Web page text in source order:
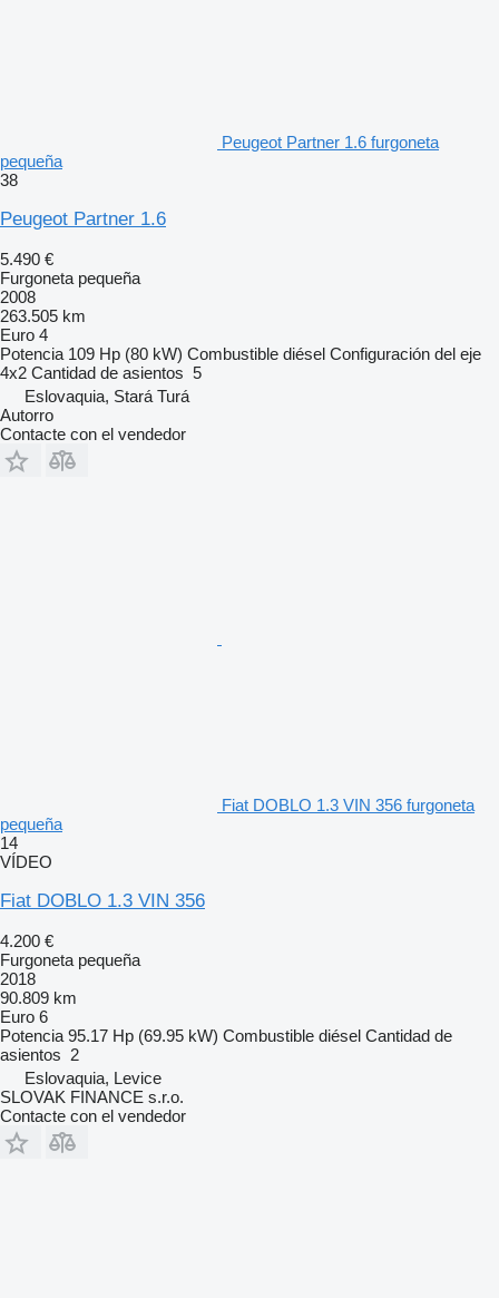
Peugeot Partner 1.6 furgoneta
pequeña
38
Peugeot Partner 1.6
5.490 €
Furgoneta pequeña
2008
263.505 km
Euro 4
Potencia 109 Hp (80 kW) Combustible diésel Configuración del eje
4x2 Cantidad de asientos 5
Eslovaquia, Stará Turá
Autorro
Contacte con el vendedor
Fiat DOBLO 1.3 VIN 356 furgoneta
pequeña
14
VÍDEO
Fiat DOBLO 1.3 VIN 356
4.200 €
Furgoneta pequeña
2018
90.809 km
Euro 6
Potencia 95.17 Hp (69.95 kW) Combustible diésel Cantidad de
asientos 2
Eslovaquia, Levice
SLOVAK FINANCE s.r.o.
Contacte con el vendedor